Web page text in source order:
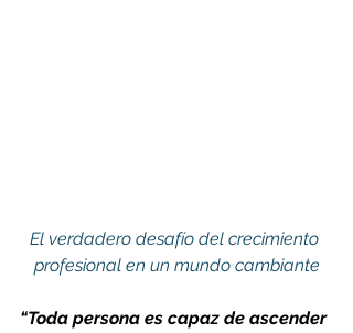
El verdadero desafío del crecimiento
profesional en un mundo cambiante
“Toda persona es capaz de ascender